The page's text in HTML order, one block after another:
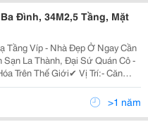
Đình, 34M2,5 Tầng, Mặt
Tầng Víp - Nhà Đẹp Ở Ngay Cần
Sạn La Thành, Đại Sứ Quán Cô -
Trên Thế Giới✔ Vị Trí:- Căn
Không Thể Bàn Cãi, Phố Đẹp
Là Các Đại Sứ Quán Và...
>1 năm